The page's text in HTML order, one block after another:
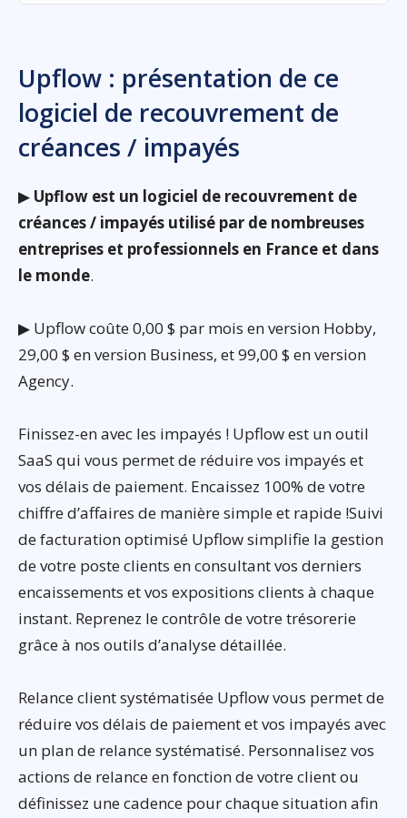
Upflow : présentation de ce
logiciel de recouvrement de
créances / impayés
▶ Upflow est un logiciel de recouvrement de
créances / impayés utilisé par de nombreuses
entreprises et professionnels en France et dans
le monde.
▶ Upflow coûte 0,00 $ par mois en version Hobby,
29,00 $ en version Business, et 99,00 $ en version
Agency.
Finissez-en avec les impayés ! Upflow est un outil
SaaS qui vous permet de réduire vos impayés et
vos délais de paiement. Encaissez 100% de votre
chiffre d’affaires de manière simple et rapide !Suivi
de facturation optimisé Upflow simplifie la gestion
de votre poste clients en consultant vos derniers
encaissements et vos expositions clients à chaque
instant. Reprenez le contrôle de votre trésorerie
grâce à nos outils d’analyse détaillée.
Relance client systématisée Upflow vous permet de
réduire vos délais de paiement et vos impayés avec
un plan de relance systématisé. Personnalisez vos
actions de relance en fonction de votre client ou
définissez une cadence pour chaque situation afin